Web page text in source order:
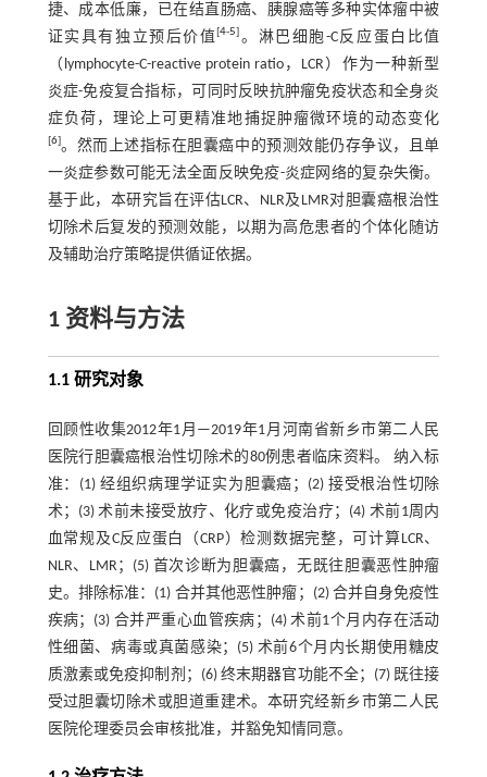
捷、成本低廉，已在结直肠癌、胰腺癌等多种实体瘤中被
证实具有独立预后价值[4-5] 。淋巴细胞-C反应蛋白比值
（lymphocyte-C-reactive protein ratio，LCR）作为一种新型
炎症-免疫复合指标，可同时反映抗肿瘤免疫状态和全身炎
症负荷，理论上可更精准地捕捉肿瘤微环境的动态变化
[6]。然而上述指标在胆囊癌中的预测效能仍存争议，且单
一炎症参数可能无法全面反映免疫-炎症网络的复杂失衡。
基于此，本研究旨在评估LCR、NLR及LMR对胆囊癌根治性
切除术后复发的预测效能，以期为高危患者的个体化随访
及辅助治疗策略提供循证依据。
1 资料与方法
1.1 研究对象
回顾性收集2012年1月—2019年1月河南省新乡市第二人民
医院行胆囊癌根治性切除术的80例患者临床资料。 纳入标
准：(1) 经组织病理学证实为胆囊癌；(2) 接受根治性切除
术；(3) 术前未接受放疗、化疗或免疫治疗；(4) 术前1周内
血常规及C反应蛋白（CRP）检测数据完整，可计算LCR、
NLR、LMR；(5) 首次诊断为胆囊癌，无既往胆囊恶性肿瘤
史。排除标准：(1) 合并其他恶性肿瘤；(2) 合并自身免疫性
疾病；(3) 合并严重心血管疾病；(4) 术前1个月内存在活动
性细菌、病毒或真菌感染；(5) 术前6个月内长期使用糖皮
质激素或免疫抑制剂；(6) 终末期器官功能不全；(7) 既往接
受过胆囊切除术或胆道重建术。本研究经新乡市第二人民
医院伦理委员会审核批准，并豁免知情同意。